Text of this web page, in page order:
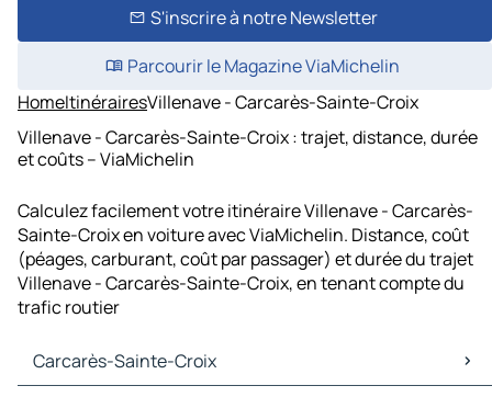
S'inscrire à notre Newsletter
Parcourir le Magazine ViaMichelin
HomeItinérairesVillenave - Carcarès-Sainte-Croix
Villenave - Carcarès-Sainte-Croix : trajet, distance, durée
et coûts – ViaMichelin
Calculez facilement votre itinéraire Villenave - Carcarès-
Sainte-Croix en voiture avec ViaMichelin. Distance, coût
(péages, carburant, coût par passager) et durée du trajet
Villenave - Carcarès-Sainte-Croix, en tenant compte du
trafic routier
Carcarès-Sainte-Croix